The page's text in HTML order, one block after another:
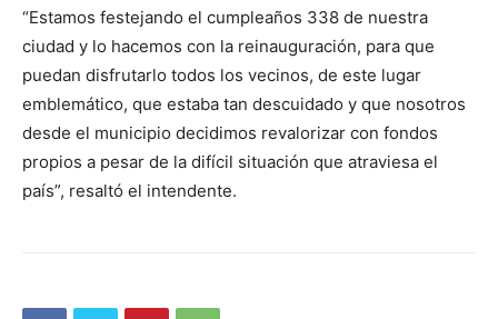
“Estamos festejando el cumpleaños 338 de nuestra
ciudad y lo hacemos con la reinauguración, para que
puedan disfrutarlo todos los vecinos, de este lugar
emblemático, que estaba tan descuidado y que nosotros
desde el municipio decidimos revalorizar con fondos
propios a pesar de la difícil situación que atraviesa el
país”, resaltó el intendente.